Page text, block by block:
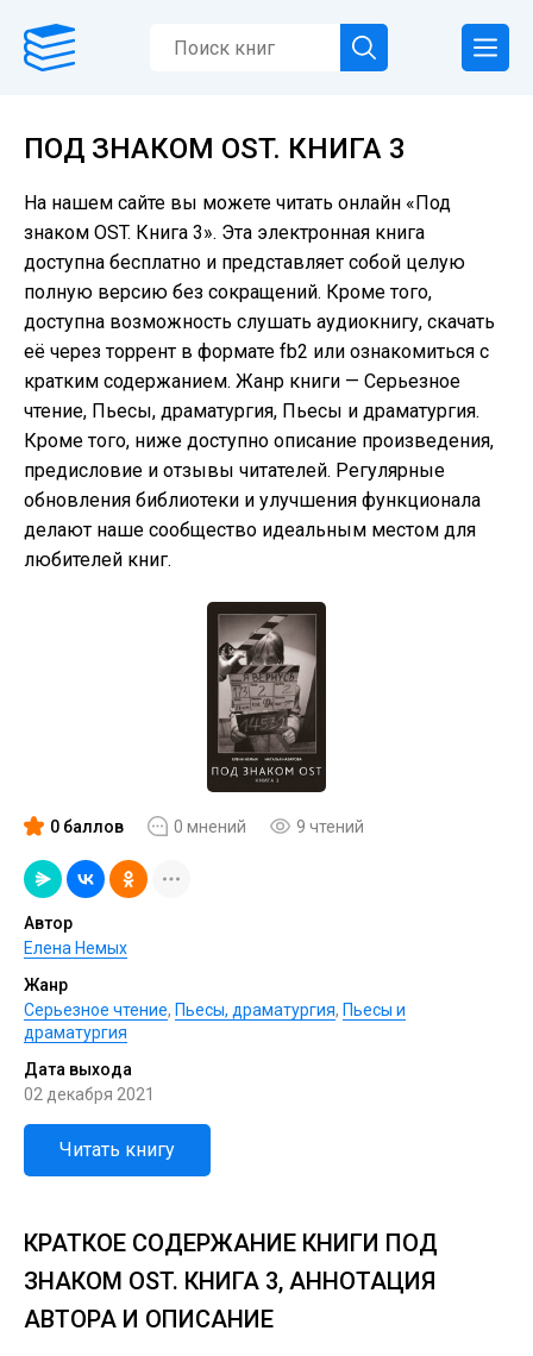
ПОД ЗНАКОМ OST. КНИГА 3
На нашем сайте вы можете читать онлайн «Под
знаком OST. Книга 3». Эта электронная книга
доступна бесплатно и представляет собой целую
полную версию без сокращений. Кроме того,
доступна возможность слушать аудиокнигу, скачать
её через торрент в формате fb2 или ознакомиться с
кратким содержанием. Жанр книги — Серьезное
чтение, Пьесы, драматургия, Пьесы и драматургия.
Кроме того, ниже доступно описание произведения,
предисловие и отзывы читателей. Регулярные
обновления библиотеки и улучшения функционала
делают наше сообщество идеальным местом для
любителей книг.
0 баллов 0 мнений 9 чтений
Автор
Елена Немых
Жанр
Серьезное чтение, Пьесы, драматургия, Пьесы и
драматургия
Дата выхода
02 декабря 2021
Читать книгу
КРАТКОЕ СОДЕРЖАНИЕ КНИГИ ПОД
ЗНАКОМ OST. КНИГА 3, АННОТАЦИЯ
АВТОРА И ОПИСАНИЕ